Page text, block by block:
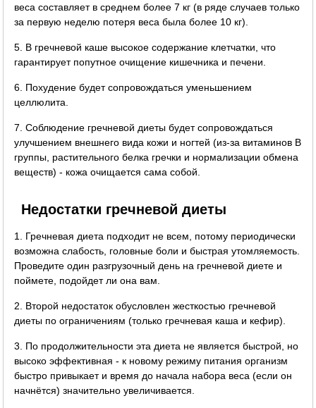
веса составляет в среднем более 7 кг (в ряде случаев только
за первую неделю потеря веса была более 10 кг).
5. В гречневой каше высокое содержание клетчатки, что
гарантирует попутное очищение кишечника и печени.
6. Похудение будет сопровождаться уменьшением
целлюлита.
7. Соблюдение гречневой диеты будет сопровождаться
улучшением внешнего вида кожи и ногтей (из-за витаминов B
группы, растительного белка гречки и нормализации обмена
веществ) - кожа очищается сама собой.
Недостатки гречневой диеты
1. Гречневая диета подходит не всем, потому периодически
возможна слабость, головные боли и быстрая утомляемость.
Проведите один разгрузочный день на гречневой диете и
поймете, подойдет ли она вам.
2. Второй недостаток обусловлен жесткостью гречневой
диеты по ограничениям (только гречневая каша и кефир).
3. По продолжительности эта диета не является быстрой, но
высоко эффективная - к новому режиму питания организм
быстро привыкает и время до начала набора веса (если он
начнётся) значительно увеличивается.